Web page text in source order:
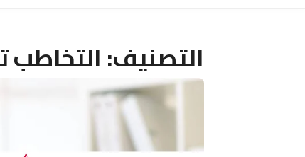
التصنيف:التخاطب